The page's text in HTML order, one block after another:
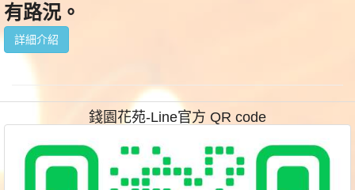
有路況。
詳細介紹
錢園花苑-Line官方 QR code